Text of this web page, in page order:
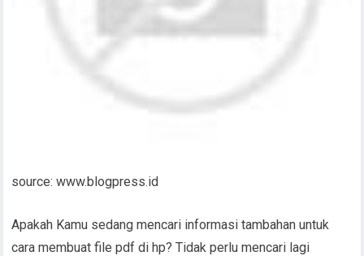
source: www.blogpress.id
Apakah Kamu sedang mencari informasi tambahan untuk
cara membuat file pdf di hp? Tidak perlu mencari lagi